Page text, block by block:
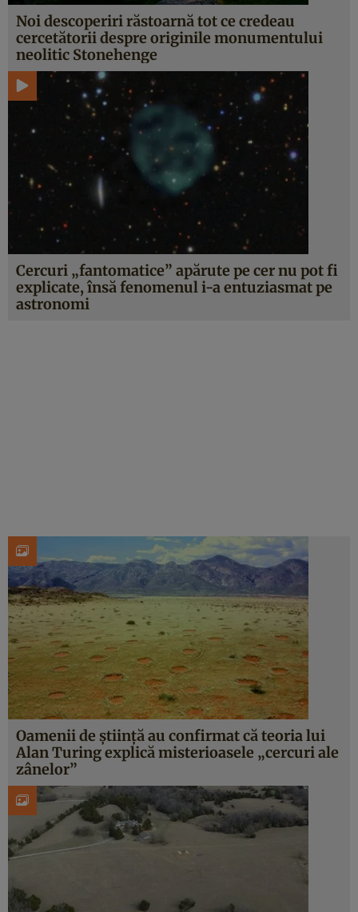
Noi descoperiri răstoarnă tot ce credeau
cercetătorii despre originile monumentului
neolitic Stonehenge
Cercuri „fantomatice” apărute pe cer nu pot fi
explicate, însă fenomenul i-a entuziasmat pe
astronomi
Oamenii de știință au confirmat că teoria lui
Alan Turing explică misterioasele „cercuri ale
zânelor”